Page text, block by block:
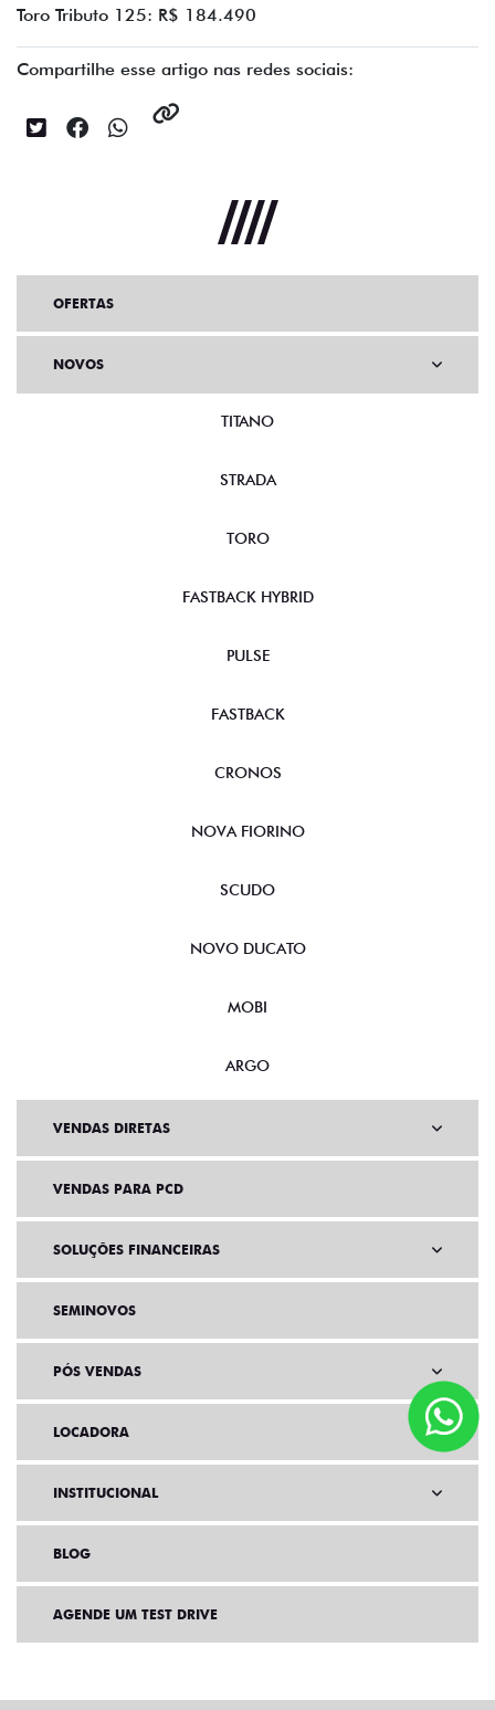
Toro Tributo 125: R$ 184.490
Compartilhe esse artigo nas redes sociais:
OFERTAS
NOVOS
TITANO
STRADA
TORO
FASTBACK HYBRID
PULSE
FASTBACK
CRONOS
NOVA FIORINO
SCUDO
NOVO DUCATO
MOBI
ARGO
VENDAS DIRETAS
VENDAS PARA PCD
SOLUÇÕES FINANCEIRAS
SEMINOVOS
PÓS VENDAS
LOCADORA
INSTITUCIONAL
BLOG
AGENDE UM TEST DRIVE